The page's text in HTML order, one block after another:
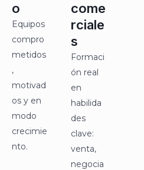
o
Equipos
compro
metidos
,
motivad
os y en
modo
crecimie
nto.
come
rciale
s
Formaci
ón real
en
habilida
des
clave:
venta,
negocia